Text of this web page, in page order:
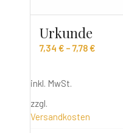
Urkunde
7,34 €– 7,78€
inkl. MwSt.
zzgl.
Versandkosten